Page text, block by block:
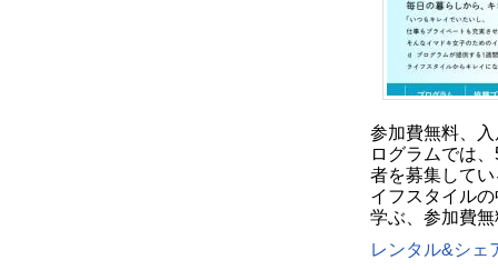
参加費無料、
ログラムでは
者を募集して
イフスタイル
学ぶ、参加費
レンタル&シェ